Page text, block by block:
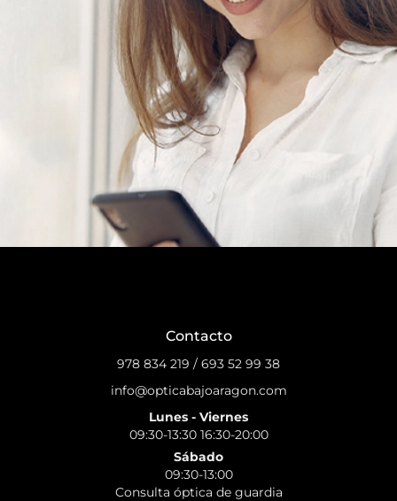
Contacto
978 834 219 / 693 52 99 38
info@opticabajoaragon.com
Lunes - Viernes
09:30-13:30 16:30-20:00
Sábado
09:30-13:00
Consulta óptica de guardia